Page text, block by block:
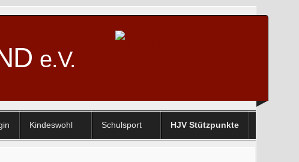
e.V.
Kindeswohl Schulsport HJV Stützpunkte